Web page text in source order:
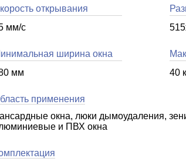
открывания
мм/с
ширина окна
мм
40
применения
окна, люки дымоудаления,
и ПВХ окна